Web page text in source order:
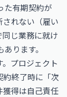
た有期契約が
れない（雇い
じ業務に就け
ります。
プロジェクト
約終了時に「次
獲得は自己責任